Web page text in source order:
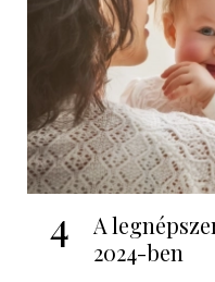
4
A
2024-ben